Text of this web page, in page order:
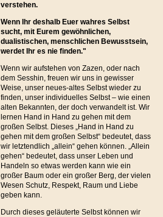
verstehen.
Wenn Ihr deshalb Euer wahres Selbst
sucht, mit Eurem gewöhnlichen,
dualistischen, menschlichen Bewusstsein,
werdet Ihr es nie finden."
Wenn wir aufstehen von Zazen, oder nach
dem Sesshin, freuen wir uns in gewisser
Weise, unser neues-altes Selbst wieder zu
finden, unser individuelles Selbst – wie einen
alten Bekannten, der doch verwandelt ist. Wir
lernen Hand in Hand zu gehen mit dem
großen Selbst. Dieses „Hand in Hand zu
gehen mit dem großen Selbst“ bedeutet, dass
wir letztendlich „allein“ gehen können. „Allein
gehen“ bedeutet, dass unser Leben und
Handeln so etwas werden kann wie ein
großer Baum oder ein großer Berg, der vielen
Wesen Schutz, Respekt, Raum und Liebe
geben kann.
Durch dieses geläuterte Selbst können wir